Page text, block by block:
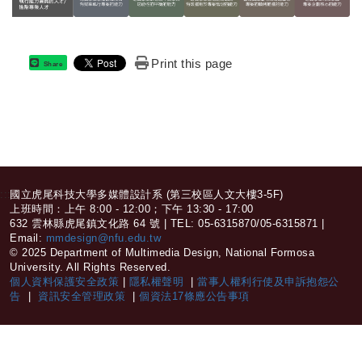
Share Print this page
::: 國立虎尾科技大學多媒體設計系 (第三校區人文大樓3-5F)
上班時間：上午 8:00 - 12:00；下午 13:30 - 17:00
632 雲林縣虎尾鎮文化路 64 號 | TEL: 05-6315870/05-6315871 |
Email: mmdesign@nfu.edu.tw
© 2025 Department of Multimedia Design, National Formosa
University. All Rights Reserved.
個人資料保護安全政策
隱私權聲明 |當事人權利行使及申訴抱怨公
告
資訊安全管理政策 |個資法17條應公告事項